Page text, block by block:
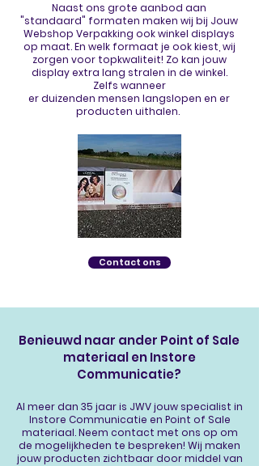
Naast ons grote aanbod aan
"standaard" formaten maken wij bij Jouw
Webshop Verpakking ook winkel displays
op maat. En welk formaat je ook kiest, wij
zorgen voor topkwaliteit! Zo kan jouw
display extra lang stralen in de winkel.
Zelfs wanneer
er duizenden mensen langslopen en er
producten uithalen.
Contact ons
Benieuwd naar ander Point of Sale
materiaal en Instore
Communicatie?
Al meer dan 35 jaar is JWV jouw specialist in
Instore Communicatie en Point of Sale
materiaal. Neem contact met ons op om
de mogelijkheden te bespreken! Wij maken
jouw producten zichtbaar door middel van